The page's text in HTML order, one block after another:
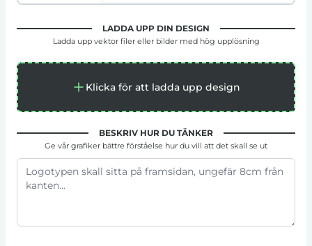
LADDA UPP DIN DESIGN
Ladda upp vektor filer eller bilder med hög upplösning
Klicka för att ladda upp design
BESKRIV HUR DU TÄNKER
Ge vår grafiker bättre förståelse hur du vill att det skall se ut